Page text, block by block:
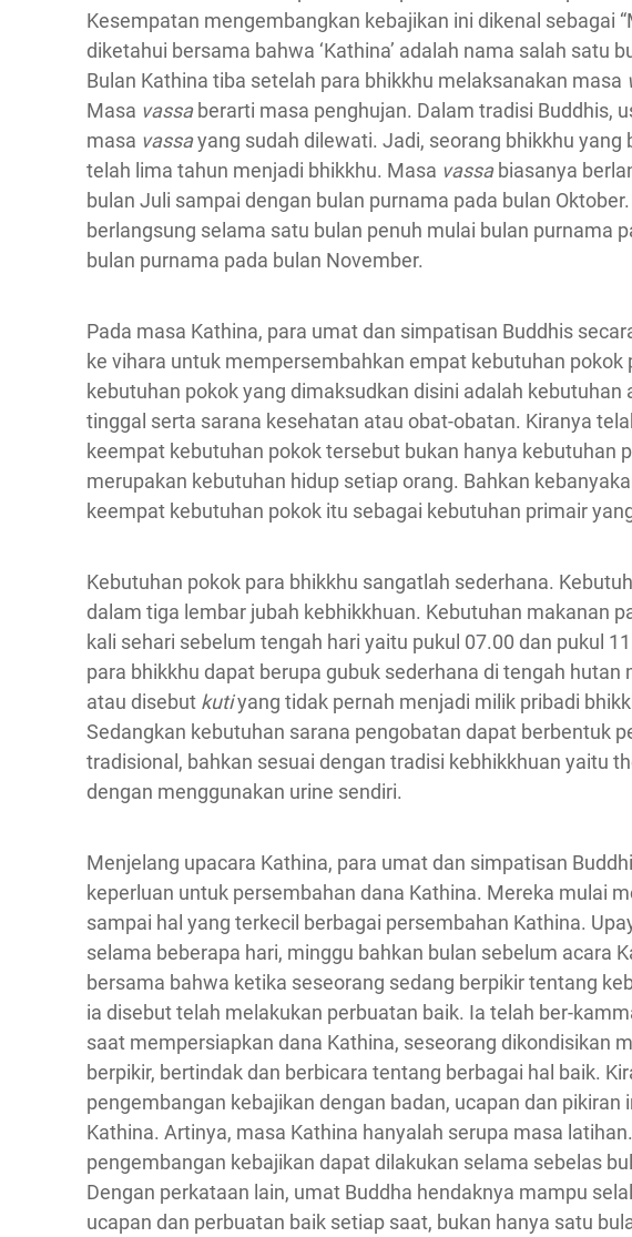
Kesempatan mengembangkan kebajikan ini dikenal sebagai
diketahui bersama bahwa ‘Kathina’ adalah nama salah satu
Bulan Kathina tiba setelah para bhikkhu melaksanakan masa
Masa vassa berarti masa penghujan. Dalam tradisi Buddhis,
masa vassayang sudah dilewati. Jadi, seorang bhikkhu yang
telah lima tahun menjadi bhikkhu. Masa vassa biasanya
bulan Juli sampai dengan bulan purnama pada bulan
berlangsung selama satu bulan penuh mulai bulan purnama
bulan purnama pada bulan November.
Pada masa Kathina, para umat dan simpatisan Buddhis
ke vihara untuk mempersembahkan empat kebutuhan
kebutuhan pokok yang dimaksudkan disini adalah
tinggal serta sarana kesehatan atau obat-obatan. Kiranya
keempat kebutuhan pokok tersebut bukan hanya kebutuhan
merupakan kebutuhan hidup setiap orang. Bahkan
keempat kebutuhan pokok itu sebagai kebutuhan primair
Kebutuhan pokok para bhikkhu sangatlah sederhana.
dalam tiga lembar jubah kebhikkhuan. Kebutuhan makanan
kali sehari sebelum tengah hari yaitu pukul 07.00 dan pukul
para bhikkhu dapat berupa gubuk sederhana di tengah hutan
atau disebut kutiyang tidak pernah menjadi milik pribadi
Sedangkan kebutuhan sarana pengobatan dapat berbentuk
tradisional, bahkan sesuai dengan tradisi kebhikkhuan yaitu
dengan menggunakan urine sendiri.
Menjelang upacara Kathina, para umat dan simpatisan
keperluan untuk persembahan dana Kathina. Mereka mulai
sampai hal yang terkecil berbagai persembahan Kathina.
selama beberapa hari, minggu bahkan bulan sebelum acara
bersama bahwa ketika seseorang sedang berpikir tentang
ia disebut telah melakukan perbuatan baik. Ia telah ber-
saat mempersiapkan dana Kathina, seseorang dikondisikan
berpikir, bertindak dan berbicara tentang berbagai hal baik.
pengembangan kebajikan dengan badan, ucapan dan pikiran
Kathina. Artinya, masa Kathina hanyalah serupa masa
pengembangan kebajikan dapat dilakukan selama sebelas
Dengan perkataan lain, umat Buddha hendaknya mampu
ucapan dan perbuatan baik setiap saat, bukan hanya satu